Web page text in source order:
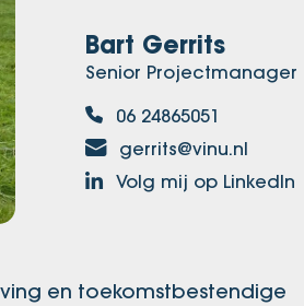
Bart Gerrits
Senior Projectmanager
06 24865051
gerrits@vinu.nl
Volg mij op LinkedIn
en toekomstbestendige